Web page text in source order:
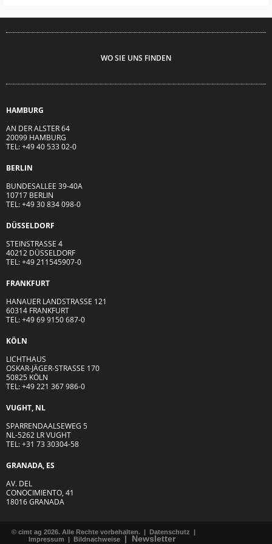
WO SIE UNS FINDEN
HAMBURG
AN DER ALSTER 64
20099 HAMBURG
TEL: +49 40 533 02-0
BERLIN
BUNDESALLEE 39-40A
10717 BERLIN
TEL: +49 30 834 098-0
DÜSSELDORF
STEINSTRASSE 4
40212 DÜSSELDORF
TEL: +49 211545907-0
FRANKFURT
HANAUER LANDSTRASSE 121
60314 FRANKFURT
TEL: +49 69 9150 687-0
KÖLN
LICHTHAUS
OSKAR-JÄGER-STRASSE 170
50825 KÖLN
TEL: +49 221 367 986-0
VUGHT, NL
SPARRENDAALSEWEG 5
NL-5262 LR VUGHT
TEL: +31 73 30304-58
GRANADA, ES
AV. DEL
CONOCIMIENTO, 41
18016 GRANADA
© cimt ag 2026. Alle Rechte vorbehalten. | Datenschutz |
Impressum
| Bildnachweise | Newsletter